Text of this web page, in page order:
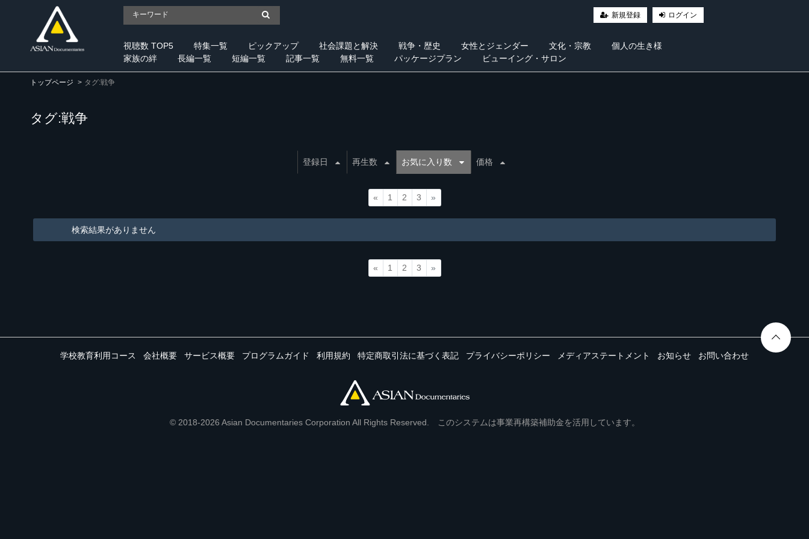
新規登録 ログイン
視聴数 TOP5 特集一覧 ピックアップ 社会課題と解決 戦争・歴史 女性とジェンダー 文化・宗教
個人の生き様
家族の絆
長編一覧 短編一覧 記事一覧 無料一覧 パッケージプラン ビューイング・サロン
トップページ タグ:戦争
タグ:戦争
登録日 再生数 お気に入り数 価格
« 1 2 3 »
検索結果がありません
« 1 2 3 »
学校教育利用コース 会社概要 サービス概要 プログラムガイド 利用規約 特定商取引法に基づく表記 プライバシーポリシー メディアステートメント お知らせ お問い合わせ
© 2018-2026 Asian Documentaries Corporation All Rights Reserved. このシステムは事業再構築補助金を活用しています。